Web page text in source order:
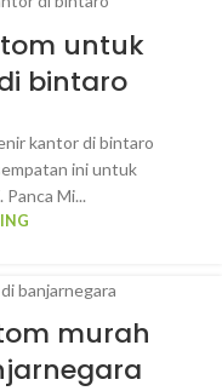
untuk
bintaro
kantor di bintaro
ini untuk
Mi...
murah